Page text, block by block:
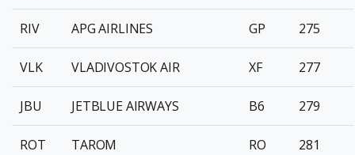
RIV APG AIRLINES GP 275
VLK VLADIVOSTOK AIR XF 277
JBU JETBLUE AIRWAYS B6 279
ROT TAROM RO 281